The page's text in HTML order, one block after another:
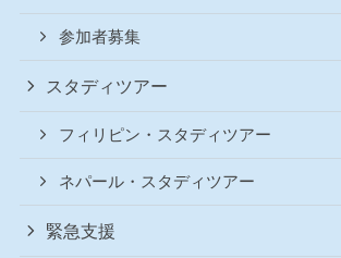
参加者募集
スタディツアー
フィリピン・スタディツアー
ネパール・スタディツアー
緊急支援